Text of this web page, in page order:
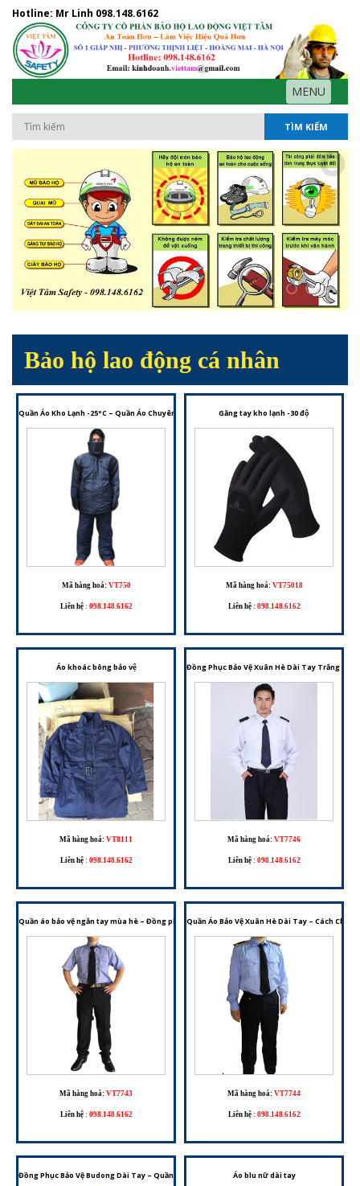
Hotline: Mr Linh 098.148.6162
MENU
TÌM KIẾM
Bảo hộ lao động cá nhân
Quần Áo Kho Lạnh -25°C – Quần Áo Chuyên Dụng Giữ Nhiệt Cho Môi Trường Âm Sâu
Mã hàng hoá: VT750
Liên hệ : 098.148.6162
Găng tay kho lạnh -30 độ
Mã hàng hoá: VT75018
Liên hệ : 098.148.6162
Áo khoác bông bảo vệ
Mã hàng hoá: VT8111
Liên hệ : 098.148.6162
Đồng Phục Bảo Vệ Xuân Hè Dài Tay Trắng –
Mã hàng hoá: VT7746
Liên hệ : 098.148.6162
Quần áo bảo vệ ngắn tay mùa hè – Đồng phục bảo vệ thoáng mát, chuyên nghiệp
Mã hàng hoá: VT7743
Liên hệ : 098.148.6162
Quần Áo Bảo Vệ Xuân Hè Dài Tay – Cách Chọn
Mã hàng hoá: VT7744
Liên hệ : 098.148.6162
Đồng Phục Bảo Vệ Budong Dài Tay – Quần Áo Bảo Vệ Chuyên Nghiệp
Áo blu nữ dài tay